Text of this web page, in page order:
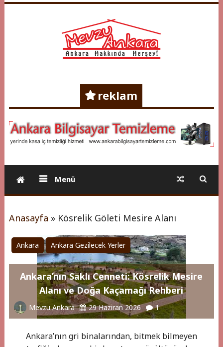
reklam
Menü
Anasayfa » Kösrelik Göleti Mesire Alanı
Ankara Ankara Gezilecek Yerler
Ankara’nın Saklı Cenneti: Kösrelik Mesire
Alanı ve Doğa Kaçamağı Rehberi
Mevzu Ankara 29 Haziran 2026 1
Ankara’nın gri binalarından, bitmek bilmeyen